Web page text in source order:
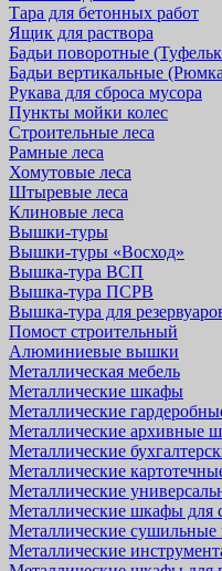
Тара для бетонных работ
Ящик для раствора
Бадьи поворотные
Бадьи вертикальные
Рукава для сброса мусора
Пункты мойки колес
Строительные леса
Рамные леса
Хомутовые леса
Штыревые леса
Клиновые леса
Вышки-туры
Вышки-туры «Восход»
Вышка-тура ВСП
Вышка-тура ПСРВ
Вышка-тура для
Помост строительный
Алюминиевые вышки
Металлическая мебель
Металлические шкафы
Металлические
Металлические архивные
Металлические
Металлические
Металлические
Металлические шкафы для
Металлические
Металлические